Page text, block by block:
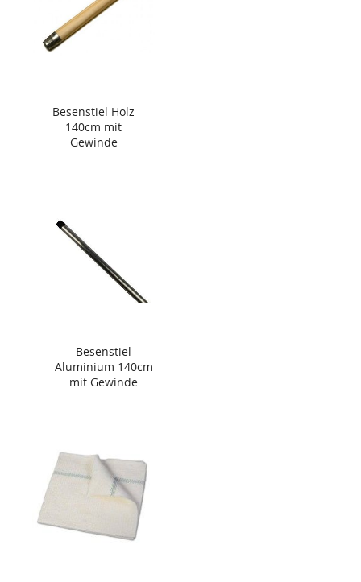
Besenstiel Holz
140cm mit
Gewinde
Besenstiel
Aluminium 140cm
mit Gewinde